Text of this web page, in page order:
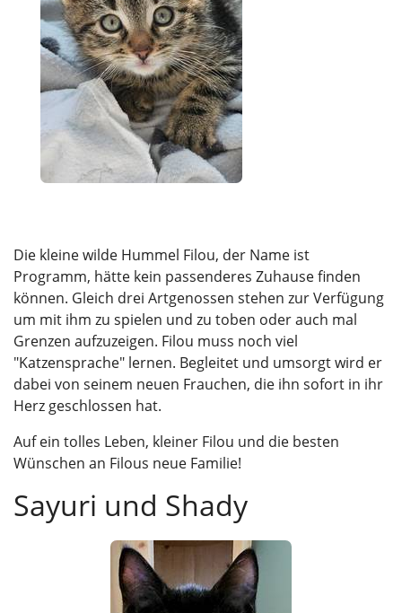
Die kleine wilde Hummel Filou, der Name ist
Programm, hätte kein passenderes Zuhause finden
können. Gleich drei Artgenossen stehen zur Verfügung
um mit ihm zu spielen und zu toben oder auch mal
Grenzen aufzuzeigen. Filou muss noch viel
"Katzensprache" lernen. Begleitet und umsorgt wird er
dabei von seinem neuen Frauchen, die ihn sofort in ihr
Herz geschlossen hat.
Auf ein tolles Leben, kleiner Filou und die besten
Wünschen an Filous neue Familie!
Sayuri und Shady